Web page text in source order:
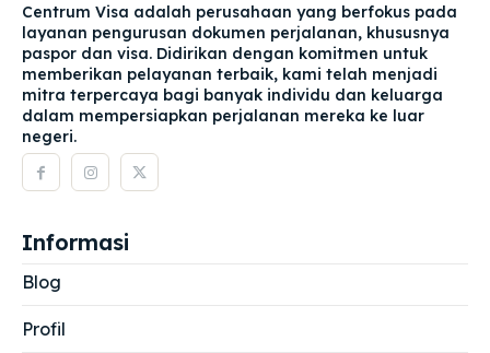
Centrum Visa adalah perusahaan yang berfokus pada
layanan pengurusan dokumen perjalanan, khususnya
paspor dan visa. Didirikan dengan komitmen untuk
memberikan pelayanan terbaik, kami telah menjadi
mitra terpercaya bagi banyak individu dan keluarga
dalam mempersiapkan perjalanan mereka ke luar
negeri.
Informasi
Blog
Profil